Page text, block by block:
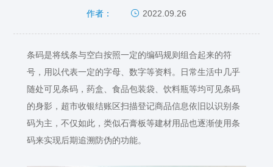
作者： 2022.09.26
条码是将线条与空白按照一定的编码规则组合起来的符
号，用以代表一定的字母、数字等资料。日常生活中几乎
随处可见条码，药盒、食品包装袋、饮料瓶等均可见条码
的身影，超市收银结账区扫描登记商品信息依旧以识别条
码为主，不仅如此，类似石膏板等建材用品也逐渐使用条
码来实现后期追溯防伪的功能。